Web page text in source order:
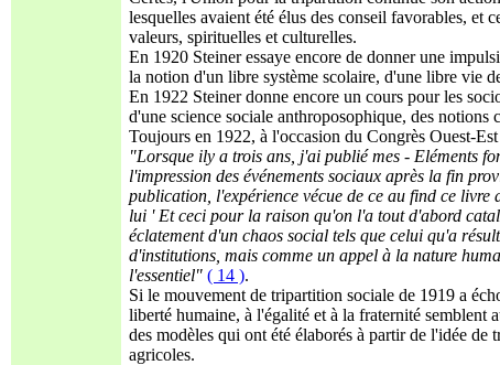
lesquelles avaient été élus des conseil favorables, et
valeurs, spirituelles et culturelles.
En 1920 Steiner essaye encore de donner une
la notion d'un libre système scolaire, d'une libre vie
En 1922 Steiner donne encore un cours pour les
d'une science sociale anthroposophique, des notions
Toujours en 1922, à l'occasion du Congrès Ouest-
"Lorsque ily a trois ans, j'ai publié mes - Eléments
l'impression des événements sociaux après la fin
publication, l'expérience vécue de ce au find ce livre
lui ' Et ceci pour la raison qu'on l'a tout d'abord
éclatement d'un chaos social tels que celui qu'a
d'institutions, mais comme un appel à la nature
l'essentiel" ( 14 ).
Si le mouvement de tripartition sociale de 1919 a
liberté humaine, à l'égalité et à la fraternité semblent
des modèles qui ont été élaborés à partir de l'idée
agricoles.